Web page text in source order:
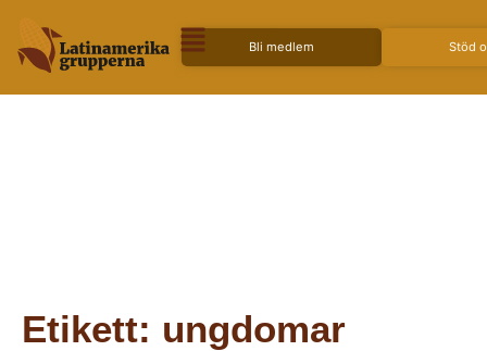
Bli medlem Stöd
Etikett: ungdomar